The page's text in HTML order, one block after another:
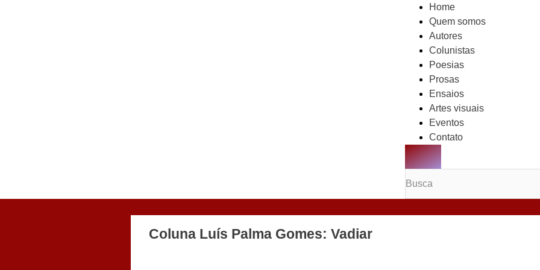
Home
Quem somos
Autores
Colunistas
Poesias
Prosas
Ensaios
Artes visuais
Eventos
Contato
MENU DE
Coluna Luís Palma Gomes: Vadiar